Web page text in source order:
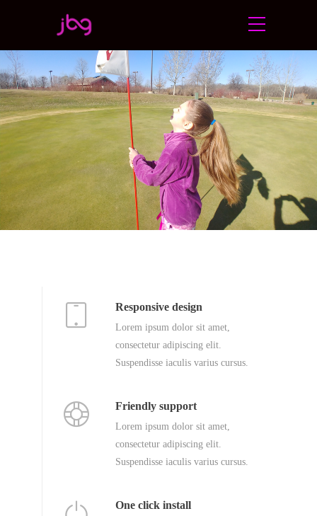
Responsive design
Lorem ipsum dolor sit amet,
consectetur adipiscing elit.
Suspendisse iaculis varius cursus.
Friendly support
Lorem ipsum dolor sit amet,
consectetur adipiscing elit.
Suspendisse iaculis varius cursus.
One click install